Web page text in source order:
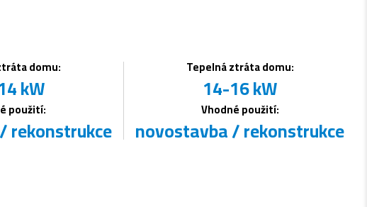
domu:
kW
použití:
rekonstrukce
Tepelná ztráta domu:
14-16 kW
Vhodné použití:
novostavba / rekonstrukce